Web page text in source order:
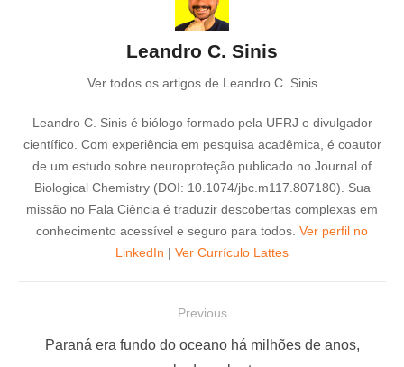
Leandro C. Sinis
Ver todos os artigos de Leandro C. Sinis
Leandro C. Sinis é biólogo formado pela UFRJ e divulgador
científico. Com experiência em pesquisa acadêmica, é coautor
de um estudo sobre neuroproteção publicado no Journal of
Biological Chemistry (DOI: 10.1074/jbc.m117.807180). Sua
missão no Fala Ciência é traduzir descobertas complexas em
conhecimento acessível e seguro para todos. Ver perfil no
LinkedIn | Ver Currículo Lattes
Previous
Paraná era fundo do oceano há milhões de anos,